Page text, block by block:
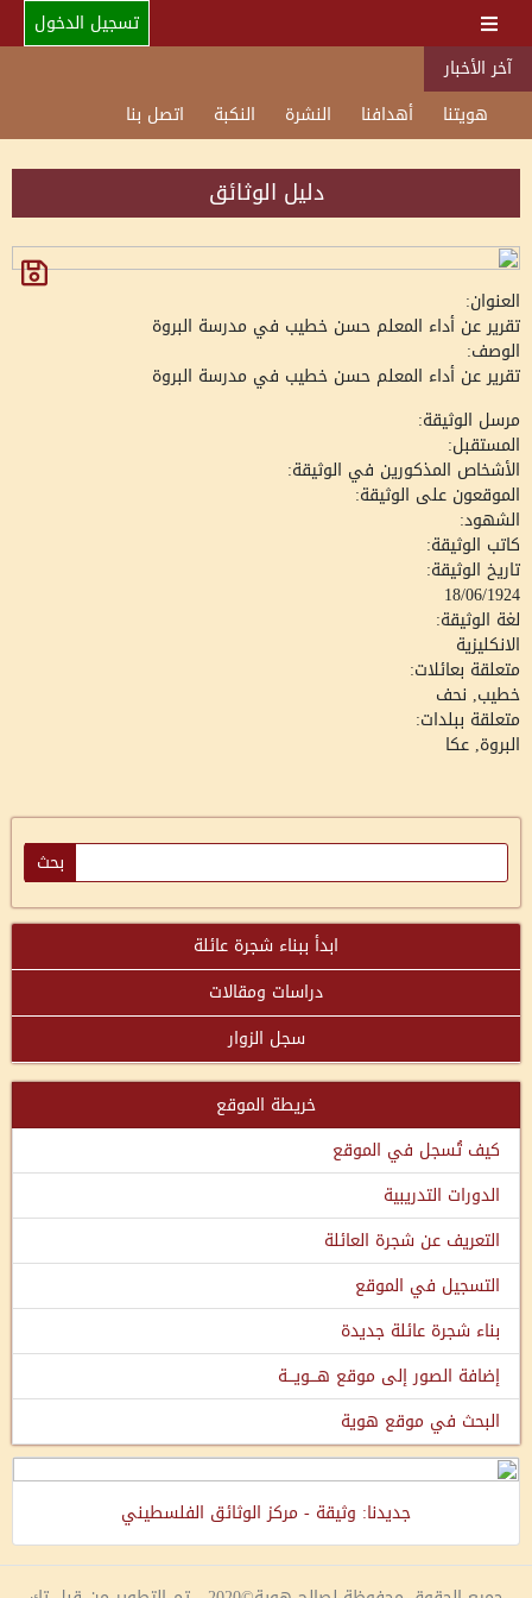
تسجيل الدخول
آخر الأخبار
هويتنا
أهدافنا النشرة النكبة اتصل بنا
دليل الوثائق
العنوان:
تقرير عن أداء المعلم حسن خطيب في مدرسة البروة
الوصف:
تقرير عن أداء المعلم حسن خطيب في مدرسة البروة
مرسل الوثيقة:
المستقبل:
الأشخاص المذكورين في الوثيقة:
الموقعون على الوثيقة:
الشهود:
كاتب الوثيقة:
تاريخ الوثيقة:
18/06/1924
لغة الوثيقة:
الانكليزية
متعلقة بعائلات:
خطيب, نحف
متعلقة ببلدات:
البروة, عكا
ابدأ ببناء شجرة عائلة
دراسات ومقالات
سجل الزوار
خريطة الموقع
كيف تُسجل في الموقع
الدورات التدريبية
التعريف عن شجرة العائلة
التسجيل في الموقع
بناء شجرة عائلة جديدة
إضافة الصور إلى موقع هـــويـــة
البحث في موقع هوية
جديدنا: وثيقة - مركز الوثائق الفلسطيني